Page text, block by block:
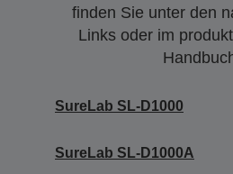
finden Sie unter den
Links oder im
SureLab SL-D1000
SureLab SL-D1000A